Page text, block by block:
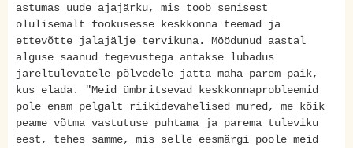
astumas uude ajajärku, mis toob senisest
olulisemalt fookusesse keskkonna teemad ja
ettevõtte jalajälje tervikuna. Möödunud aastal
alguse saanud tegevustega antakse lubadus
järeltulevatele põlvedele jätta maha parem paik,
kus elada. "Meid ümbritsevad keskkonnaprobleemid
pole enam pelgalt riikidevahelised mured, me kõik
peame võtma vastutuse puhtama ja parema tuleviku
eest, tehes samme, mis selle eesmärgi poole meid